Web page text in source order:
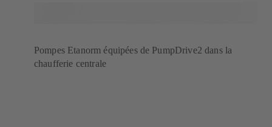
Pompes Etanorm équipées de PumpDrive2 dans la
chaufferie centrale